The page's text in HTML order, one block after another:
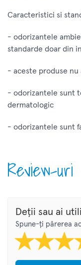
Caracteristici si
- odorizantele
standarde doar din
- aceste produse
- odorizantele sunt
dermatologic
- odorizantele sunt
Review-uri
Deții sau ai
Spune-ți părerea